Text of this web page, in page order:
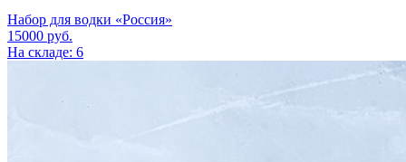
Набор для водки «Россия»
15000 руб.
На складе: 6